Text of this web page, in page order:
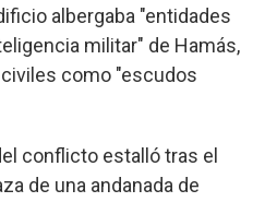
albergaba "entidades
militar" de Hamás,
como "escudos
conflicto estalló tras el
de una andanada de